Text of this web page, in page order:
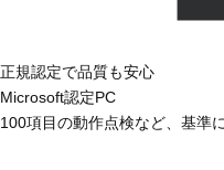
正規認定で品質も安心
Microsoft認定PC
100項目の動作点検など、基準